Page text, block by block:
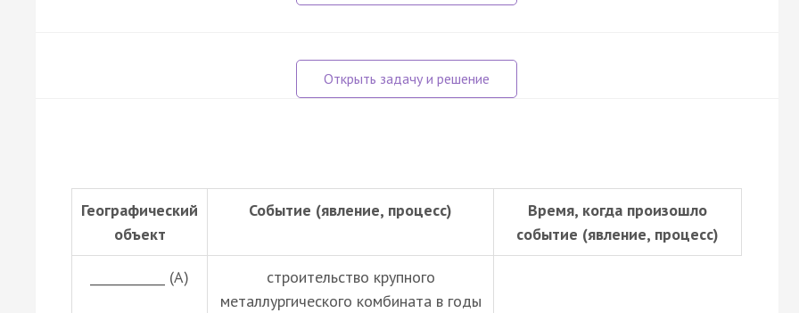
Географический
объект
Событие (явление, процесс)
Время, когда произошло
событие (явление, процесс)
____________ (А)
строительство крупного
металлургического комбината в годы